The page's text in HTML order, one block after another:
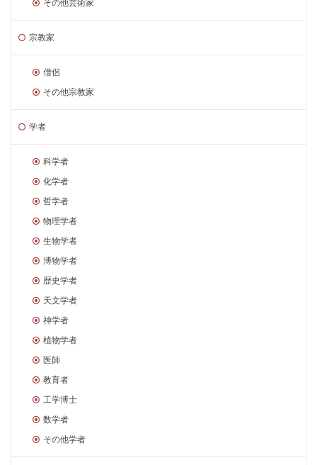
その他芸術家
宗教家
僧侶
その他宗教家
学者
科学者
化学者
哲学者
物理学者
生物学者
博物学者
歴史学者
天文学者
神学者
植物学者
医師
教育者
工学博士
数学者
その他学者